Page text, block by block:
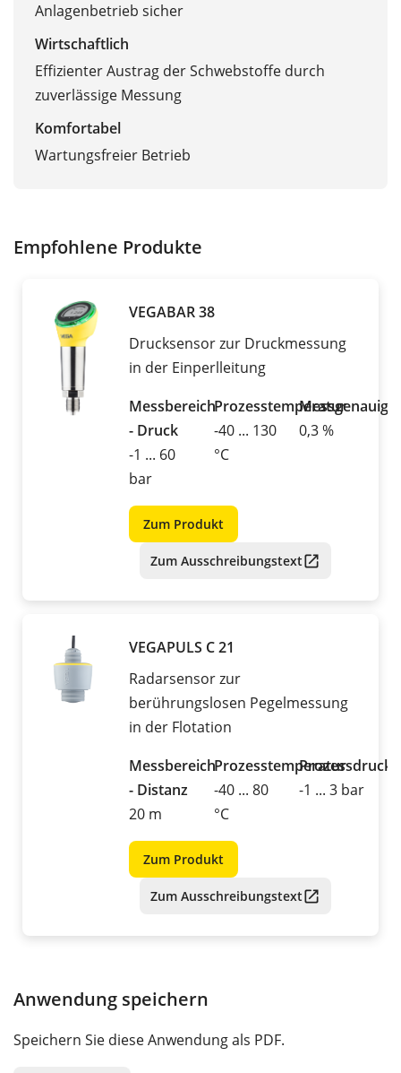
Anlagenbetrieb sicher
Wirtschaftlich
Effizienter Austrag der Schwebstoffe durch
zuverlässige Messung
Komfortabel
Wartungsfreier Betrieb
Empfohlene Produkte
VEGABAR 38
Drucksensor zur Druckmessung
in der Einperlleitung
Messbereich
- Druck
-1 ... 60
bar
Prozesstemperatur
-40 ... 130
°C
0,3 %
Zum Produkt
Zum Ausschreibungstext
VEGAPULS C 21
Radarsensor zur
berührungslosen Pegelmessung
in der Flotation
Messbereich
- Distanz
20 m
Prozesstemperatur
-40 ... 80
°C
Prozessdruck
-1 ... 3 bar
Zum Produkt
Zum Ausschreibungstext
Anwendung speichern
Speichern Sie diese Anwendung als PDF.